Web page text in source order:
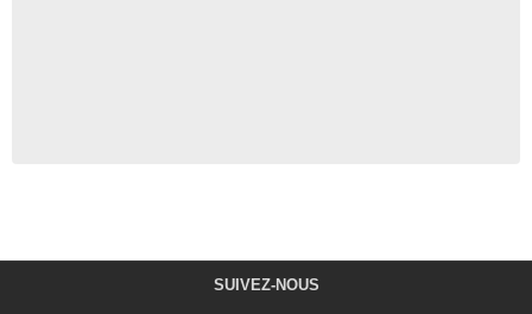
SUIVEZ-NOUS